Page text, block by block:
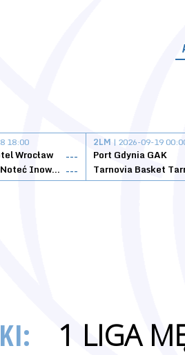
18:00
Wrocław
---
KSK Qemetica Noteć Inowrocław ---
2LM | 2026-09-19
Port Gdynia GAK
1 LIGA